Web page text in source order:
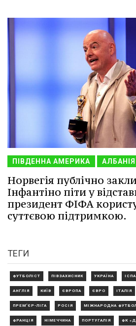
ПІВДЕННА АМЕРИКА АЛБАНІЯ
Норвегія публічно
Інфантіно піти у
президент ФІФА
суттєвою підтримкою.
ТЕГИ
ФУТБОЛІСТ ПІВЗАХИСНИК УКРАЇНА
АНГЛІЯ КИЇВ ЄВРОПА ЄВРО ІТАЛІЯ
ПРЕМ'ЄР-ЛІГА РОСІЯ МІЖНАРОДНА
ФРАНЦІЯ НІМЕЧЧИНА ПОРТУГАЛІЯ ФК